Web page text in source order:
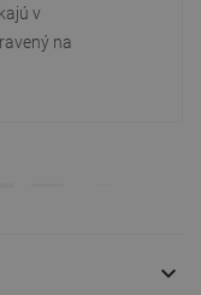
v
na
